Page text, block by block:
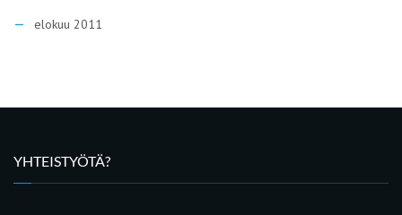
elokuu 2011
YHTEISTYÖTÄ?